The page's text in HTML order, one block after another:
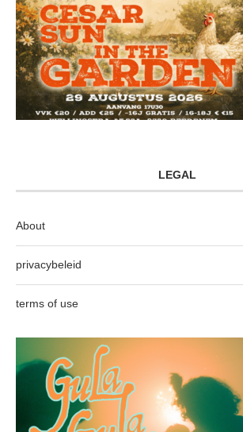
LEGAL
About
privacybeleid
terms of use